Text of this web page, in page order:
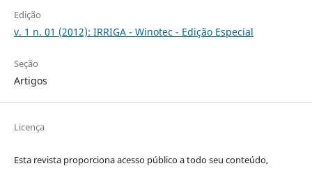
Edição
v. 1 n. 01 (2012): IRRIGA - Winotec - Edição Especial
Seção
Artigos
Licença
Esta revista proporciona acesso público a todo seu conteúdo,